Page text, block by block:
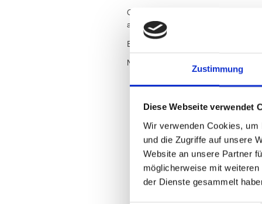
Zustimmung
Diese Webseite verwendet
Wir verwenden Cookies,
und die Zugriffe auf unsere
Website an unsere Partner
möglicherweise mit
der Dienste gesammelt
GCL wurde 2022 von PLANT-MY-
ausgezeichnet.
Ende 2023 hat GCL den Status
Next Level 2024: GCL wird Platin
Wir lieben die
Fordern Sie uns heraus.